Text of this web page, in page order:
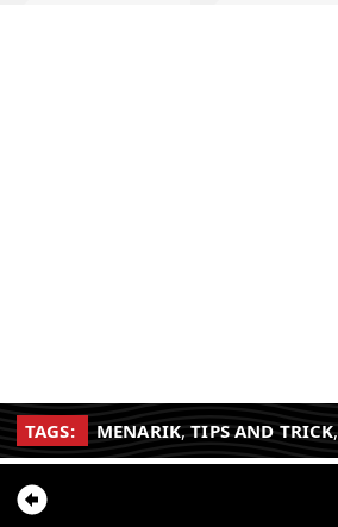
TAGS: MENARIK,TIPS AND TRICK,